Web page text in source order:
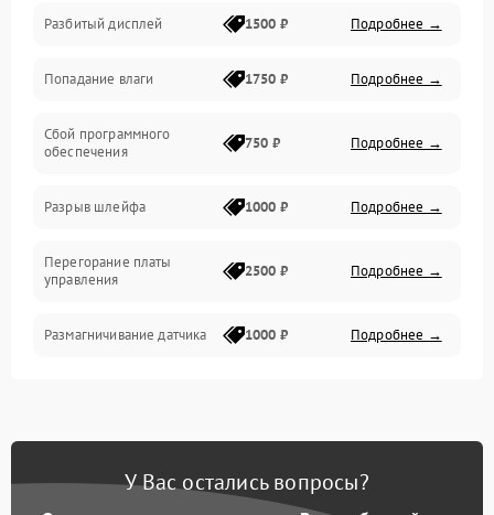
Механика
Управление
Электропитание
Разбитый дисплей 1500 ₽ Подробнее →
Попадание влаги 1750 ₽ Подробнее →
Сбой программного
обеспечения
750 ₽ Подробнее →
Разрыв шлейфа 1000 ₽ Подробнее →
Перегорание платы
управления
2500 ₽ Подробнее →
Размагничивание датчика 1000 ₽ Подробнее →
цветов дисплея
Подробнее →
У Вас остались вопросы?